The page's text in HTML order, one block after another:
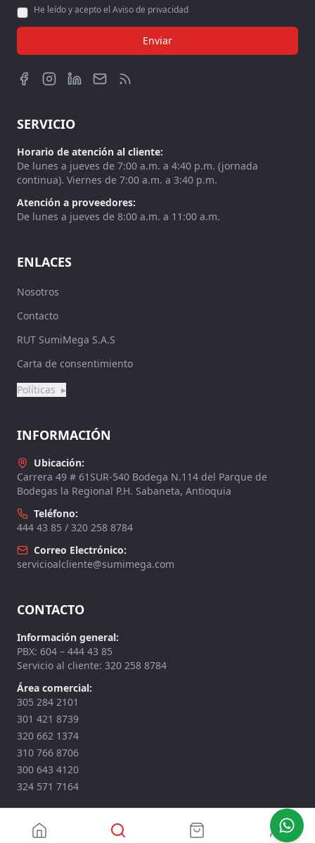
He leído y acepto el Aviso de privacidad
Enviar
SERVICIO
Horario de atención al cliente:
De lunes a jueves de 7:00 a.m. a 4:40 p.m. (jornada
continua). Viernes de 7:00 a.m. a 3:40 p.m.
Atención a proveedores:
De lunes a jueves de 8:00 a.m. a 11:00 a.m.
ENLACES
Nosotros
Contacto
RUT SumiMega S.A.S
Carta de consentimiento
Políticas ▸
INFORMACIÓN
Ubicación:
Carrera 49 # 61SUR-540 Bodega N.114 del Parque de
Bodegas la Regional P.H. Sabaneta, Antioquia
Teléfono:
444 43 85 / 320 258 8784
Correo Electrónico:
servicioalcliente@sumimega.com
CONTACTO
Información general:
PBX: 604 – 444 43 85
Servicio al cliente: 320 258 8784
Área comercial:
305 284 2101
301 421 8739
320 662 1374
310 766 8706
300 643 4120
324 571 7164